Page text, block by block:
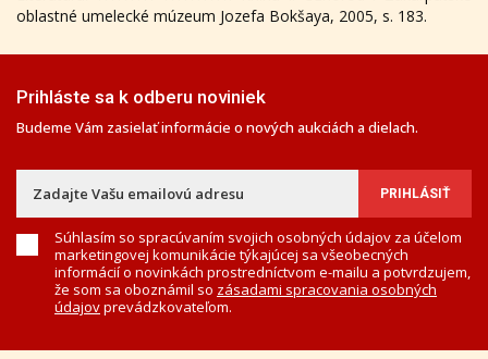
oblastné umelecké múzeum Jozefa Bokšaya, 2005, s. 183.
Prihláste sa k odberu noviniek
Budeme Vám zasielať informácie o nových aukciách a dielach.
Súhlasím so spracúvaním svojich osobných údajov za účelom
marketingovej komunikácie týkajúcej sa všeobecných
informácií o novinkách prostredníctvom e-mailu a potvrdzujem,
že som sa oboznámil so zásadami spracovania osobných
údajovprevádzkovateľom.